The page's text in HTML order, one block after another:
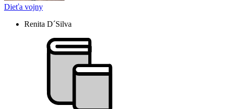
Dieťa vojny
Renita D´Silva